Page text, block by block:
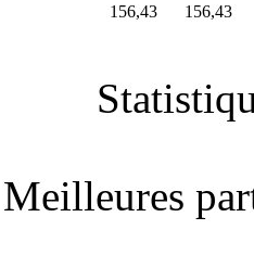
156,43 156,43
Meilleures